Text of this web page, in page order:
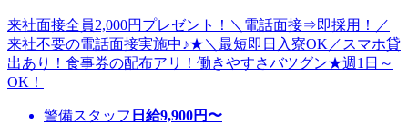
来社面接全員2,000円プレゼント！＼電話面接⇒即採用！／
来社不要の電話面接実施中♪★＼最短即日入寮OK／スマホ貸
出あり！食事券の配布アリ！働きやすさバツグン★週1日～
OK！
警備スタッフ 日給9,900円〜